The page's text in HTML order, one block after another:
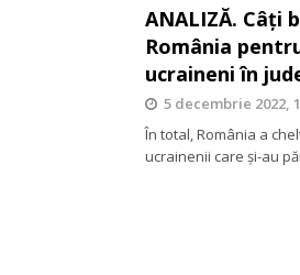
ANALIZĂ. Câți
România
ucraineni în
5 decembrie 2022,
În total, România a
ucrainenii care și-au